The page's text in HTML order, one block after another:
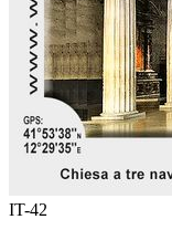
IT-42